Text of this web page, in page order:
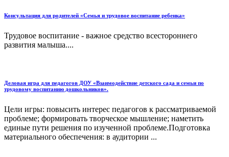
Консультация для родителей «Семья и трудовое воспитание ребенка»
Трудовое воспитание - важное средство всестороннего
развития малыша....
Деловая игра для педагогов ДОУ «Взаимодействие детского сада и семьи по
трудовому воспитанию дошкольников».
Цели игры: повысить интерес педагогов к рассматриваемой
проблеме; формировать творческое мышление; наметить
единые пути решения по изученной проблеме.Подготовка
материального обеспечения: в аудитории ...